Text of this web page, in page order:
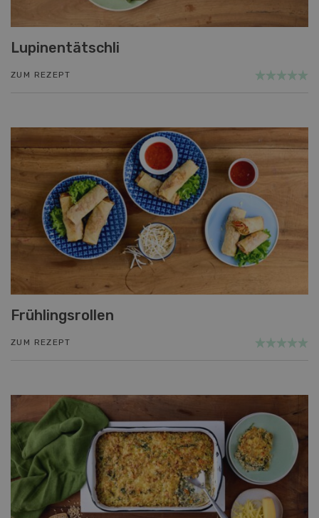
Lupinentätschli
ZUM REZEPT
Frühlingsrollen
ZUM REZEPT